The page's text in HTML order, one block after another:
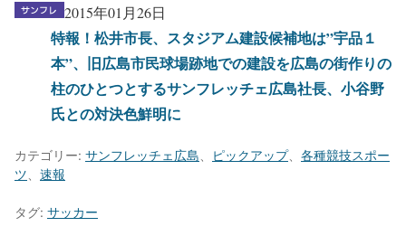
2015年01月26日
特報！松井市長、スタジアム建設候補地は”宇品１
本”、旧広島市民球場跡地での建設を広島の街作りの
柱のひとつとするサンフレッチェ広島社長、小谷野
氏との対決色鮮明に
カテゴリー: サンフレッチェ広島 ピックアップ、 各種競技スポー
ツ
速報
タグ: サッカー